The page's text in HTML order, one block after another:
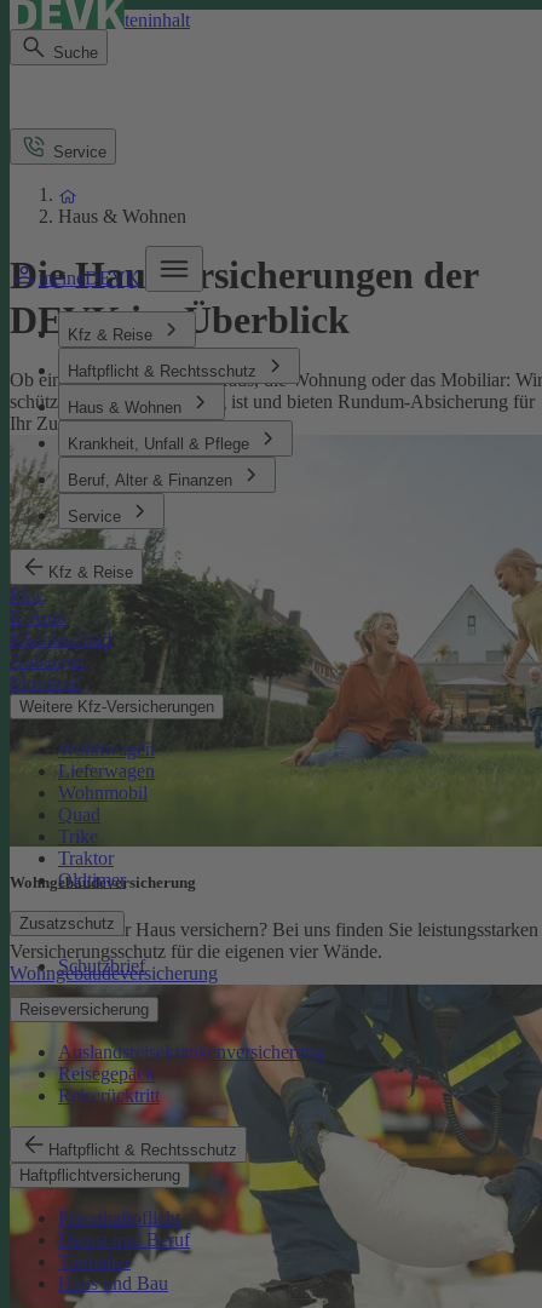
Direkt zum Seiteninhalt
Suche
meineDEVK
Kfz & Reise
Haftpflicht & Rechtsschutz
Haus & Wohnen
Krankheit, Unfall & Pflege
Beruf, Alter & Finanzen
Service
Kfz & Reise
Pkw
E-Auto
Kleinkraftrad
Anhänger
Motorrad
Weitere Kfz-Versicherungen
Wohnwagen
Lieferwagen
Wohnmobil
Quad
Trike
Traktor
Oldtimer
Zusatzschutz
Schutzbrief
Reiseversicherung
Auslandsreisekrankenversicherung
Reisegepäck
Reiserücktritt
Haftpflicht & Rechtsschutz
Haftpflichtversicherung
Privathaftpflicht
Dienst und Beruf
Tierhalter
Haus und Bau
Service
Haus & Wohnen
Die Hausversicherungen der
DEVK im Überblick
Ob eine Versicherung fürs Haus, die Wohnung oder das Mobiliar: Wir
schützen, was Ihnen wichtig ist und bieten Rundum-Absicherung für
Ihr Zuhause.
Wohngebäude­versicherung
Sie möchten Ihr Haus versichern? Bei uns finden Sie leistungsstarken
Versicherungsschutz für die eigenen vier Wände.
Wohngebäudeversicherung